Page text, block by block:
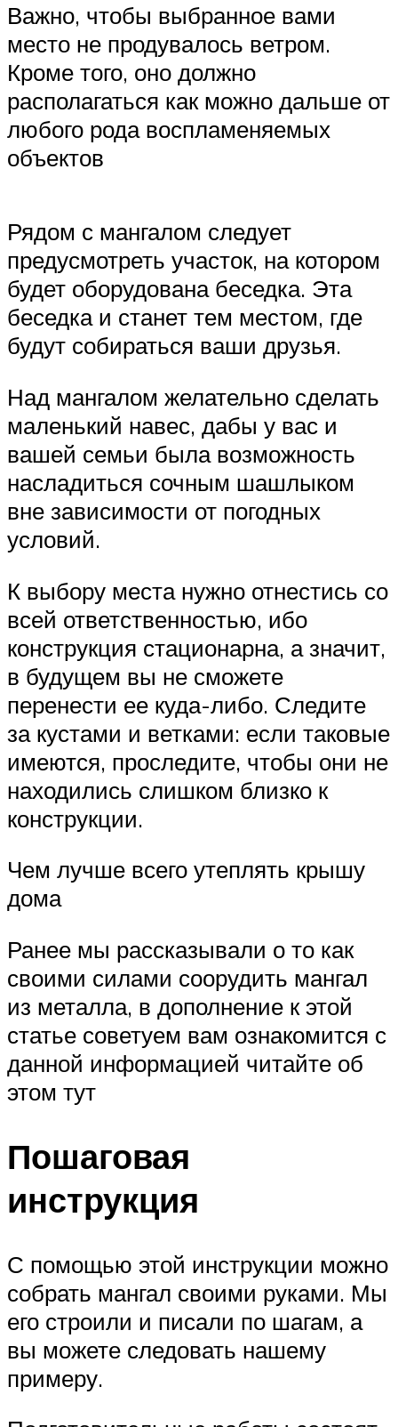
Важно, чтобы выбранное вами
место не продувалось ветром.
Кроме того, оно должно
располагаться как можно дальше от
любого рода воспламеняемых
объектов
Рядом с мангалом следует
предусмотреть участок, на котором
будет оборудована беседка. Эта
беседка и станет тем местом, где
будут собираться ваши друзья.
Над мангалом желательно сделать
маленький навес, дабы у вас и
вашей семьи была возможность
насладиться сочным шашлыком
вне зависимости от погодных
условий.
К выбору места нужно отнестись со
всей ответственностью, ибо
конструкция стационарна, а значит,
в будущем вы не сможете
перенести ее куда-либо. Следите
за кустами и ветками: если таковые
имеются, проследите, чтобы они не
находились слишком близко к
конструкции.
Чем лучше всего утеплять крышу
дома
Ранее мы рассказывали о то как
своими силами соорудить мангал
из металла, в дополнение к этой
статье советуем вам ознакомится с
данной информацией читайте об
этом тут
Пошаговая
инструкция
С помощью этой инструкции можно
собрать мангал своими руками. Мы
его строили и писали по шагам, а
вы можете следовать нашему
примеру.